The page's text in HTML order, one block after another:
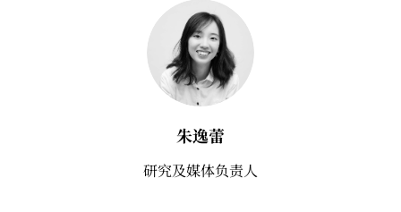
朱逸蕾
研究及媒体负责人